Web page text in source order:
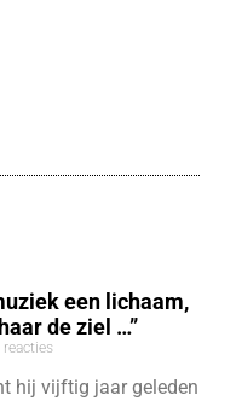
een lichaam,
de ziel …”
reacties
hij vijftig jaar geleden